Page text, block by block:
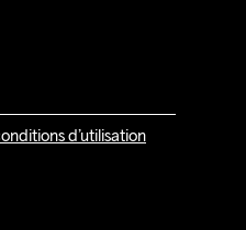
d’utilisation